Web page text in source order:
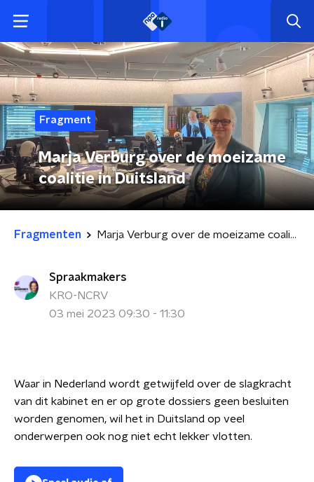
Fragment
Marja Verburg over de moeizame
coalitie in Duitsland
Fragmenten Marja Verburg over de moeizame coalitie in Duitsland
Spraakmakers
KRO-NCRV
03 mei 2023 09:30 - 11:30
Waar in Nederland wordt getwijfeld over de slagkracht
van dit kabinet en er op grote dossiers geen besluiten
worden genomen, wil het in Duitsland op veel
onderwerpen ook nog niet echt lekker vlotten.